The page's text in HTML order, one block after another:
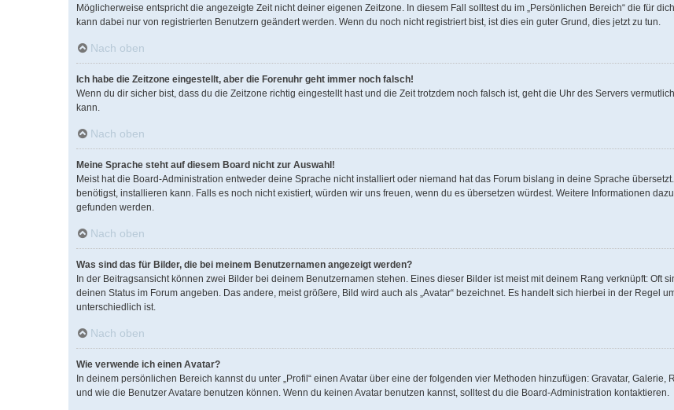
Möglicherweise entspricht die angezeigte Zeit nicht deiner eigenen Zeitzone. In diesem Fall solltest du im „Persönlichen Bereich“ die für
kann dabei nur von registrierten Benutzern geändert werden. Wenn du noch nicht registriert bist, ist dies ein guter Grund, dies jetzt zu tun.
Nach oben
Ich habe die Zeitzone eingestellt, aber die Forenuhr geht immer noch falsch!
Wenn du dir sicher bist, dass du die Zeitzone richtig eingestellt hast und die Zeit trotzdem noch falsch ist, geht die Uhr des Servers
kann.
Nach oben
Meine Sprache steht auf diesem Board nicht zur Auswahl!
Meist hat die Board-Administration entweder deine Sprache nicht installiert oder niemand hat das Forum bislang in deine Sprache
benötigst, installieren kann. Falls es noch nicht existiert, würden wir uns freuen, wenn du es übersetzen würdest. Weitere Informationen
gefunden werden.
Nach oben
Was sind das für Bilder, die bei meinem Benutzernamen angezeigt werden?
In der Beitragsansicht können zwei Bilder bei deinem Benutzernamen stehen. Eines dieser Bilder ist meist mit deinem Rang verknüpft: Oft
deinen Status im Forum angeben. Das andere, meist größere, Bild wird auch als „Avatar“ bezeichnet. Es handelt sich hierbei in der Regel
unterschiedlich ist.
Nach oben
Wie verwende ich einen Avatar?
In deinem persönlichen Bereich kannst du unter „Profil“ einen Avatar über eine der folgenden vier Methoden hinzufügen: Gravatar,
und wie die Benutzer Avatare benutzen können. Wenn du keinen Avatar benutzen kannst, solltest du die Board-Administration kontaktieren.